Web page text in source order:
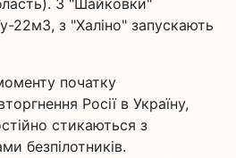
22м3, з "Халіно" запускають
початку
Росії в Україну,
стикаються з
безпілотників.